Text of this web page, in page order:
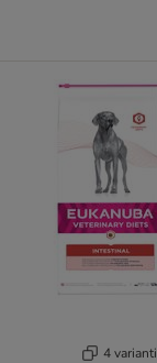
4 varianti